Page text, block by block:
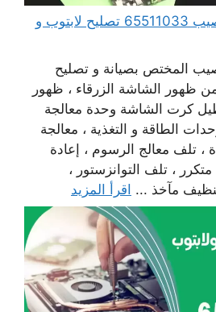
مهندس كمبيوتر النويصيب 65511033 تصليح لابتوب و
المختص بصيانة و تصليح
ظهور الشاشة الزرقاء ، ظهور
كرت الشاشة وحدة معالجة
الطاقة و التغذية ، معالجة
، تلف معالج الرسوم ، إعادة
، تلف التوانزستور ،
مآخذ ... اقرأ المزيد